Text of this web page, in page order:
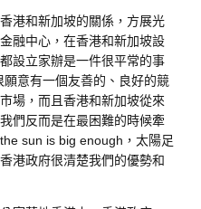
港和新加坡的關係，方展光
融中心，在香港和新加坡設
設立家辦是一件很平常的事
意有一個友善的、良好的競
場，而且香港和新加坡從來
們反而是在最困難的時候牽
sun is big enough，太陽足
港政府很清楚我們的優勢和